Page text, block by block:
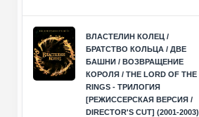
ВЛАСТЕЛИН КОЛЕЦ /
БРАТСТВО КОЛЬЦА / ДВЕ
БАШНИ / ВОЗВРАЩЕНИЕ
КОРОЛЯ / THE LORD OF THE
RINGS - ТРИЛОГИЯ
[РЕЖИССЕРСКАЯ ВЕРСИЯ /
DIRECTOR'S CUT] (2001-2003)